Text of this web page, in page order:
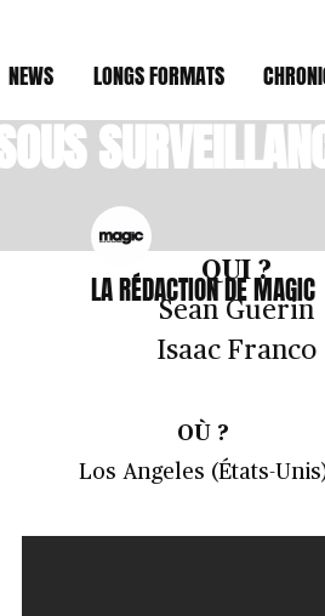
NEWS LONGS FORMATS
LA RÉDACTION DE MAGIC
QUI ?
Sean Guerin
Isaac Franco
OÙ ?
Los Angeles (États-